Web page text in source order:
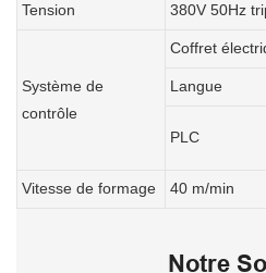
Tension 380V 50Hz
Système de
contrôle
Coffret
Langue
PLC
Vitesse de formage 40 m/min
Notre